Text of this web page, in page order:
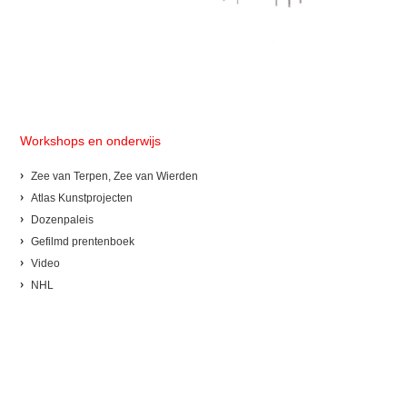
Workshops en onderwijs
Zee van Terpen, Zee van Wierden
Atlas Kunstprojecten
Dozenpaleis
Gefilmd prentenboek
Video
NHL